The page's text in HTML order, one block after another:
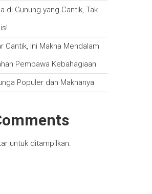
di Gunung yang Cantik, Tak
Cantik, Ini Makna Mendalam
Pembawa Kebahagiaan
Populer dan Maknanya
untuk ditampilkan.